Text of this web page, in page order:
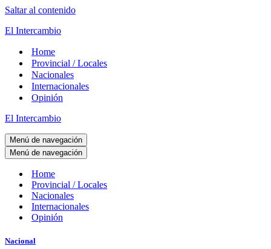
Saltar al contenido
El Intercambio
Home
Provincial / Locales
Nacionales
Internacionales
Opinión
El Intercambio
Menú de navegación
Menú de navegación
Home
Provincial / Locales
Nacionales
Internacionales
Opinión
Nacional